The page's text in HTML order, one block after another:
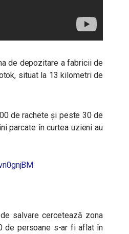
de depozitare a fabricii de
situat la 13 kilometri de
de rachete și peste 30 de
parcate în curtea uzieni au
salvare cercetează zona
de persoane s-ar fi aflat în